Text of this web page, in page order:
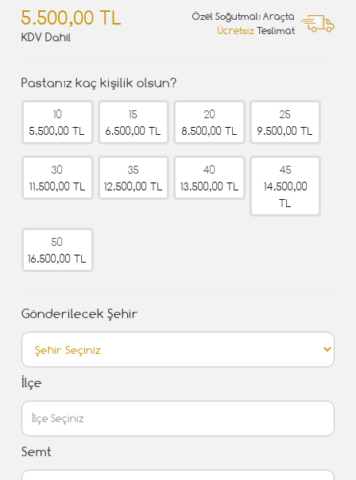
5.500,00 TL
KDV Dahil
Özel Soğutmalı Araçta
Ücretsiz Teslimat
Pastanız kaç kişilik olsun?
10
5.500,00 TL
15
6.500,00 TL
20
8.500,00 TL
25
9.500,00 TL
30
11.500,00 TL
35
12.500,00 TL
40
13.500,00 TL
45
14.500,00
TL
50
16.500,00 TL
Gönderilecek Şehir
İlçe
Semt